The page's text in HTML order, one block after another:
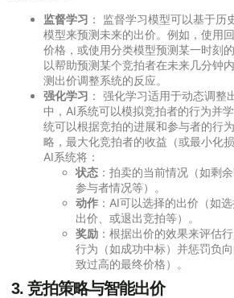
监督学习 ： 监督学习模型可以基于历
模型来预测未来的出价。例如，使用
价格，或使用分类模型预测某一时刻
以帮助预测某个竞拍者在未来几分钟
测出价调整系统的反应。
强化学习 ： 强化学习适用于动态调整
中，AI系统可以模拟竞拍者的行为并
统可以根据竞拍的进展和参与者的行
略，最大化竞拍者的收益（或最小化
AI系统将：
状态 ：拍卖的当前情况（如剩
参与者情况等）。
动作 ：AI可以选择的出价（如
出价、或退出竞拍等）。
奖励 ：根据出价的效果来评估
行为（如成功中标）并惩罚负
致过高的最终价格）。
3. 竞拍策略与智能出价